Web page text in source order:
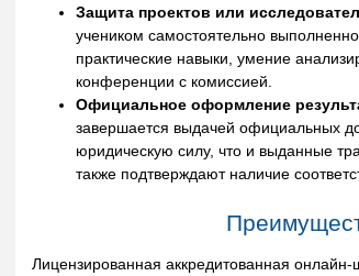
Защита проектов или
учеником самостоятельно
практические навыки, умение
конференции с комиссией.
Официальное оформление
завершается выдачей официальных
юридическую силу, что и выданные
также подтверждают наличие
Лицензированная аккредитованная